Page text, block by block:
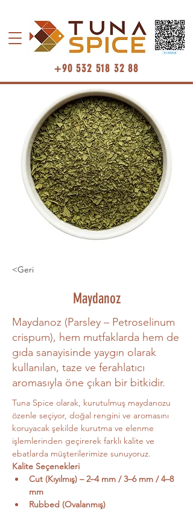
+90 532 518 32 88
<Geri
Maydanoz
Maydanoz (Parsley – Petroselinum
crispum), hem mutfaklarda hem de
gıda sanayisinde yaygın olarak
kullanılan, taze ve ferahlatıcı
aromasıyla öne çıkan bir bitkidir.
Tuna Spice olarak, kurutulmuş maydanozu
özenle seçiyor, doğal rengini ve aromasını
koruyacak şekilde kurutma ve elenme
işlemlerinden geçirerek farklı kalite ve
ebatlarda müşterilerimize sunuyoruz.
Kalite Seçenekleri
Cut (Kıyılmış) – 2–4 mm / 3–6 mm / 4–8
mm
Rubbed (Ovalanmış)